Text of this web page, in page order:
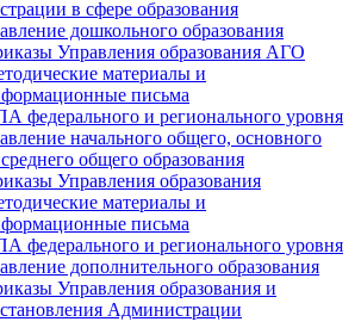
в сфере образования
дошкольного образования
Управления образования АГО
материалы и
письма
федерального и регионального уровня
начального общего, основного
общего образования
Управления образования
материалы и
письма
федерального и регионального уровня
дополнительного образования
Управления образования и
Администрации